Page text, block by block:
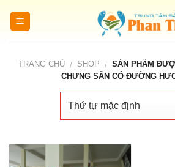
TRANG CHỦ / SHOP / SẢN PHẨM
CHƯNG SẴN CÓ ĐƯỜNG